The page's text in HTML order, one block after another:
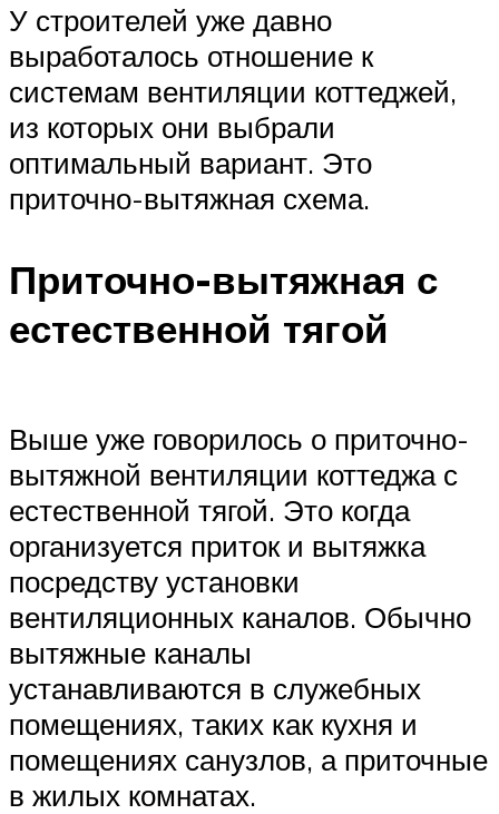
У строителей уже давно
выработалось отношение к
системам вентиляции коттеджей,
из которых они выбрали
оптимальный вариант. Это
приточно-вытяжная схема.
Приточно-вытяжная с
естественной тягой
Выше уже говорилось о приточно-
вытяжной вентиляции коттеджа с
естественной тягой. Это когда
организуется приток и вытяжка
посредству установки
вентиляционных каналов. Обычно
вытяжные каналы
устанавливаются в служебных
помещениях, таких как кухня и
помещениях санузлов, а приточные
в жилых комнатах.